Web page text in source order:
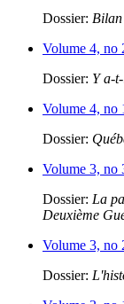
Dossier: Bilan
Volume 4, no
Dossier: Y a-
Volume 4, no
Dossier:
Volume 3, no
Dossier: La
Deuxième
Volume 3, no
Dossier: